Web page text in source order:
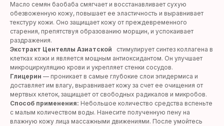
Масло семян баобаба смягчает и восстанавливает сухую
обезвоженную кожу, повышает ее эластичность и выравнивает
текстуру кожи. Оно защищает кожу от преждевременного
старения, препятствуя образованию морщин, и успокаивает
раздражения.
Экстракт Центеллы Азиатской
стимулирует синтез коллагена в
клетках кожи и является мощным антиоксидантом. Он улучшает
микроциркуляцию крови и укрепляет стенки сосудов.
Глицерин — проникает в самые глубокие слои эпидермиса и
доставляет им влагу, выравнивает кожу за счет ее очищения от
мертвых клеток, защищает от свободных радикалов и микробов.
Способ применения: Небольшое количество средства вспеньте
с малым количеством воды. Нанесите полученную пену на
влажную кожу лица массажными движениями. После умойтесь